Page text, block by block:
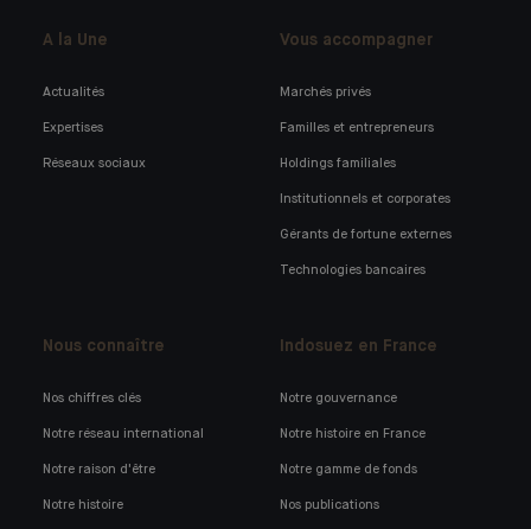
A la Une
Actualités
Expertises
Réseaux sociaux
Vous accompagner
Marchés privés
Familles et entrepreneurs
Holdings familiales
Institutionnels et corporates
Gérants de fortune externes
Technologies bancaires
Nous connaître
Nos chiffres clés
Notre réseau international
Notre raison d'être
Notre histoire
Indosuez en France
Notre gouvernance
Notre histoire en France
Notre gamme de fonds
Nos publications